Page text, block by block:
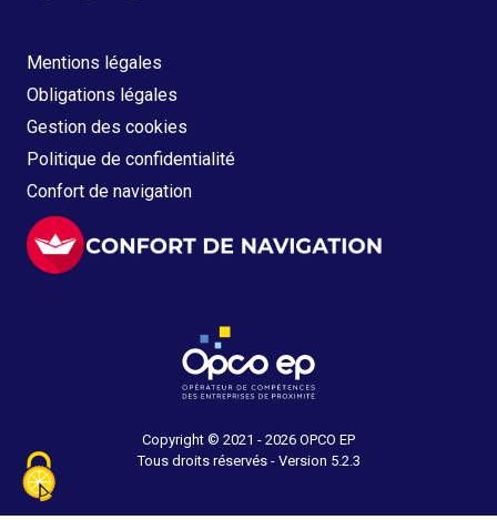
Mentions légales
Obligations légales
Gestion des cookies
Politique de confidentialité
Confort de navigation
Copyright © 2021 - 2026 OPCO EP
Tous droits réservés - Version 5.2.3